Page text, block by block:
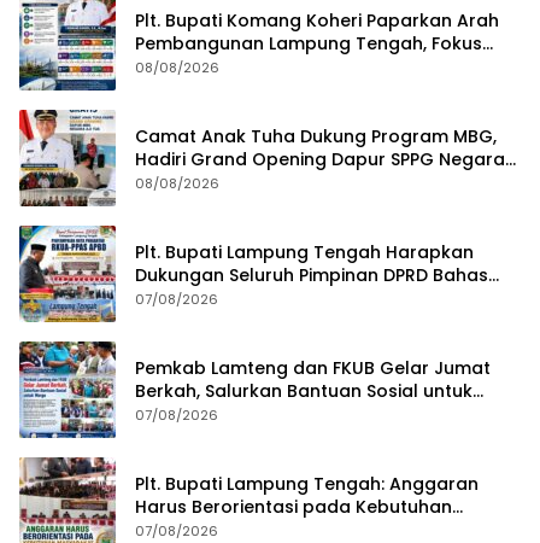
Plt. Bupati Komang Koheri Paparkan Arah
Pembangunan Lampung Tengah, Fokus
pada SDM, Ekonomi, Infrastruktur dan
08/08/2026
Camat Anak Tuha Dukung Program MBG,
Hadiri Grand Opening Dapur SPPG Negara
Aji Tua Lampung Tengah
08/08/2026
Plt. Bupati Lampung Tengah Harapkan
Dukungan Seluruh Pimpinan DPRD Bahas
RKUA-PPAS APBD Tahun 2027
07/08/2026
Pemkab Lamteng dan FKUB Gelar Jumat
Berkah, Salurkan Bantuan Sosial untuk
Warga
07/08/2026
Plt. Bupati Lampung Tengah: Anggaran
Harus Berorientasi pada Kebutuhan
Masyarakat
07/08/2026